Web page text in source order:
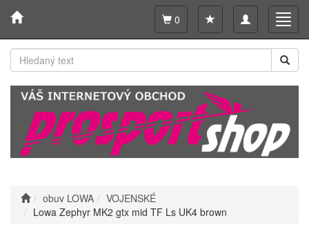
Toggle
navigation
0
obuv LOWA
VOJENSKÉ
Lowa Zephyr MK2 gtx mid TF Ls UK4 brown